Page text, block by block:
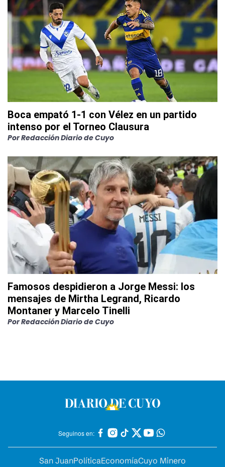
Boca empató 1-1 con Vélez en un partido
intenso por el Torneo Clausura
PorRedacción Diario de Cuyo
Famosos despidieron a Jorge Messi: los
mensajes de Mirtha Legrand, Ricardo
Montaner y Marcelo Tinelli
PorRedacción Diario de Cuyo
Seguinos en:
San JuanPolíticaEconomíaCuyo Minero